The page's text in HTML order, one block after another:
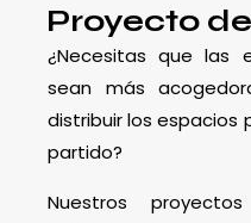
Proyecto
¿Necesitas que las
sean más
distribuir los espacios
partido?
Nuestros